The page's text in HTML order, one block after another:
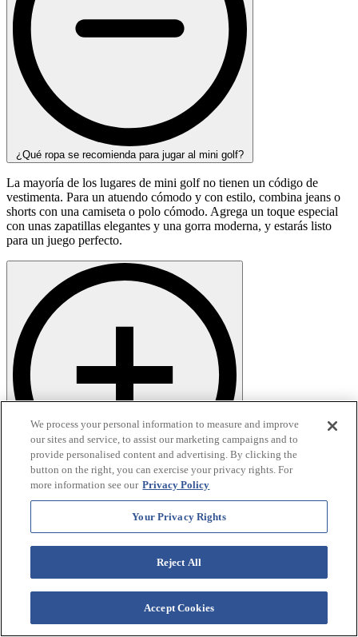
¿Qué ropa se recomienda para jugar al mini golf?
La mayoría de los lugares de mini golf no tienen un código de
vestimenta. Para un atuendo cómodo y con estilo, combina jeans o
shorts con una camiseta o polo cómodo. Agrega un toque especial
con unas zapatillas elegantes y una gorra moderna, y estarás listo
para un juego perfecto.
We process your personal information to measure and improve
our sites and service, to assist our marketing campaigns and to
provide personalised content and advertising. By clicking the
button on the right, you can exercise your privacy rights. For
more information see our Privacy Policy
Your Privacy Rights
Reject All
Accept Cookies